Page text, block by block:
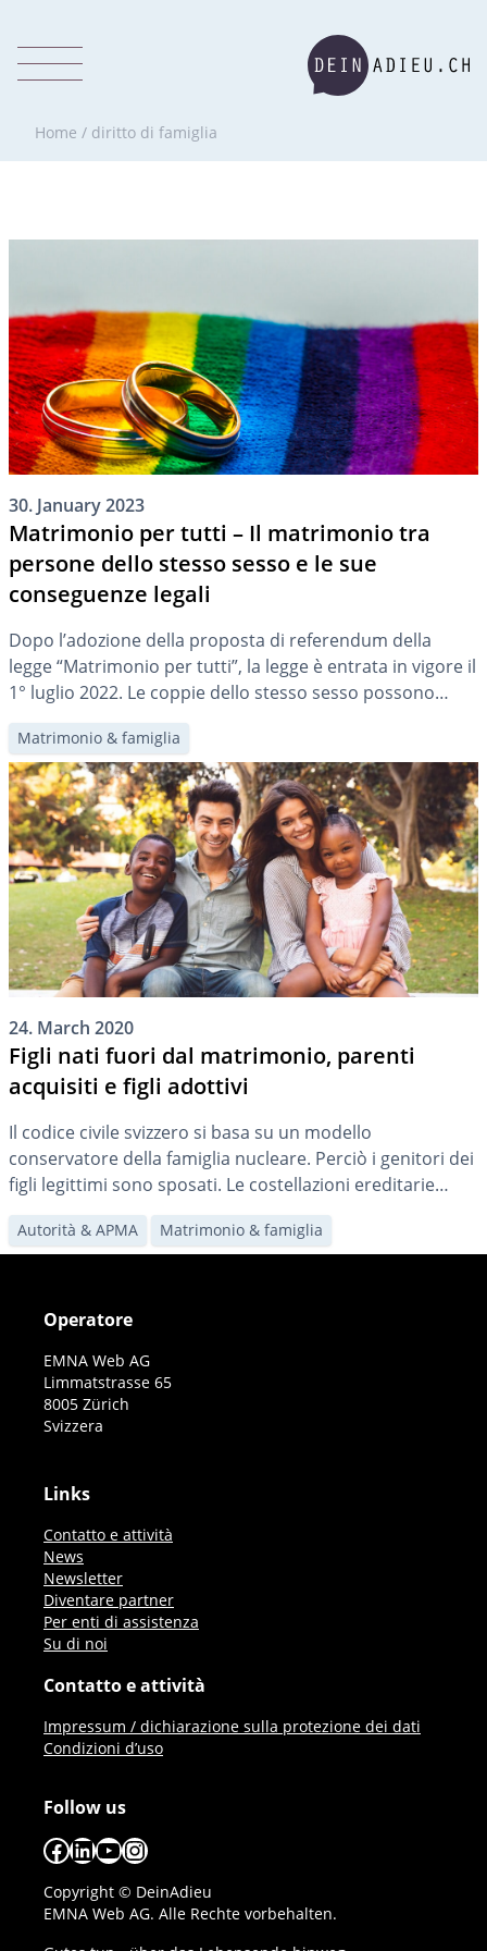
Home / diritto di famiglia
30. January 2023
Matrimonio per tutti – Il matrimonio tra
persone dello stesso sesso e le sue
conseguenze legali
Dopo l’adozione della proposta di referendum della
legge “Matrimonio per tutti”, la legge è entrata in vigore il
1° luglio 2022. Le coppie dello stesso sesso possono
quindi sposarsi. In questo articolo vi mostriamo quali
nuovi sviluppi ne deriveranno per la pianificazione e la
previdenza familiare.
Matrimonio & famiglia
24. March 2020
Figli nati fuori dal matrimonio, parenti
acquisiti e figli adottivi
Il codice civile svizzero si basa su un modello
conservatore della famiglia nucleare. Perciò i genitori dei
figli legittimi sono sposati. Le costellazioni ereditarie
come si verificano oggi sempre più frequentemente sono
regolate solo in misura limitata o indirettamente.
Autorità & APMA Matrimonio & famiglia
Operatore
EMNA Web AG
Limmatstrasse 65
8005 Zürich
Svizzera
Links
Contatto e attività
News
Newsletter
Diventare partner
Per enti di assistenza
Su di noi
Contatto e attività
Impressum / dichiarazione sulla protezione dei dati
Condizioni d’uso
Follow us
Facebook
LinkedIn
YouTube
Instagram
Copyright © DeinAdieu
EMNA Web AG. Alle Rechte vorbehalten.